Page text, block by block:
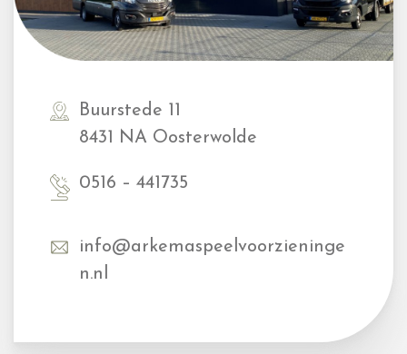
Buurstede 11
8431 NA Oosterwolde
0516 – 441735
info@arkemaspeelvoorzieninge
n.nl